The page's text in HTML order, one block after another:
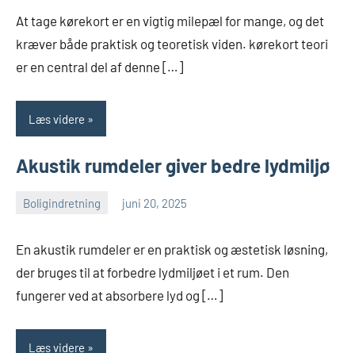
At tage kørekort er en vigtig milepæl for mange, og det
kræver både praktisk og teoretisk viden. kørekort teori
er en central del af denne […]
Læs videre
Akustik rumdeler giver bedre lydmiljø
Boligindretning juni 20, 2025
Esben
En akustik rumdeler er en praktisk og æstetisk løsning,
der bruges til at forbedre lydmiljøet i et rum. Den
fungerer ved at absorbere lyd og […]
Læs videre